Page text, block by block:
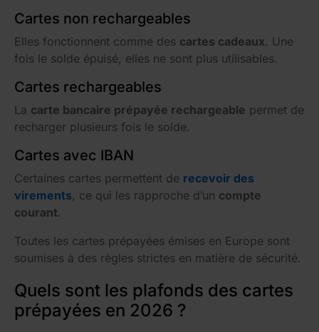
Cartes non rechargeables
Elles fonctionnent comme des cartes cadeaux. Une
fois le solde épuisé, elles ne sont plus utilisables.
Cartes rechargeables
La carte bancaire prépayée rechargeable permet de
recharger plusieurs fois le solde.
Cartes avec IBAN
Certaines cartes permettent de recevoir des
virements, ce qui les rapproche d’un compte
courant.
Toutes les cartes prépayées émises en Europe sont
soumises à des règles strictes en matière de sécurité.
Quels sont les plafonds des cartes
prépayées en 2026 ?